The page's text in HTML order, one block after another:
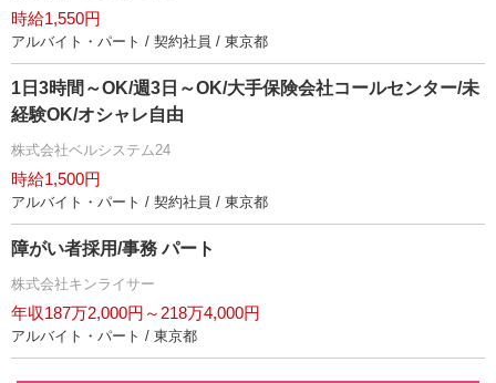
時給1,550円
アルバイト・パート / 契約社員 / 東京都
1日3時間～OK/週3日～OK/大手保険会社コールセンター/未
経験OK/オシャレ自由
株式会社ベルシステム24
時給1,500円
アルバイト・パート / 契約社員 / 東京都
障がい者採用/事務 パート
株式会社キンライサー
年収187万2,000円～218万4,000円
アルバイト・パート / 東京都